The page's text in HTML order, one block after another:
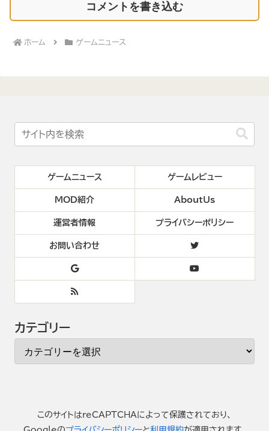
コメントを書き込む
ホーム ゲームニュース
ゲームニュース ゲームレビュー
MOD紹介 AboutUs
運営者情報 プライバシーポリシー
お問い合わせ
カテゴリー
このサイトはreCAPTCHAによって保護されており、